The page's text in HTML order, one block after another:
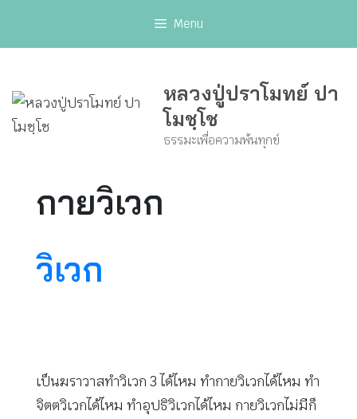
Menu
หลวงปู่ปราโมทย์ ปา
โมชฺโช
ธรรมะเพื่อความพ้นทุกข์
กายวิเวก
วิเวก
เป็นฆราวาสทำวิเวก 3 ได้ไหม ทำกายวิเวกได้ไหม ทำ
จิตตวิเวกได้ไหม ทำอุปธิวิเวกได้ไหม กายวิเวกไม่มีก็